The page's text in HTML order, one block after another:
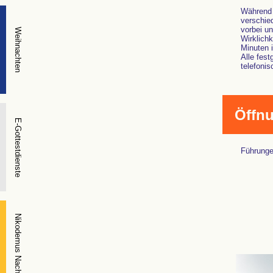
vorbei
Minuten
Alle
Nikodemus Nacht
Weihnachten
E-Gottestdienste